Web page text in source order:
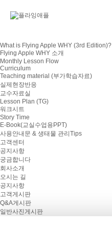
What is Flying Apple WHY (3rd Edition)?
Flying Apple WHY 소개
Monthly Lesson Flow
Curriculum
Teaching material (부가학습자료)
실제현장반응
교수자료실
Lesson Plan (TG)
워크시트
Story Time
E-Book(교실수업용PPT)
사용안내문 & 생태물 관리Tips
고객센터
공지사항
궁금합니다
회사소개
오시는 길
공지사항
고객게시판
Q&A게시판
일반사진게시판